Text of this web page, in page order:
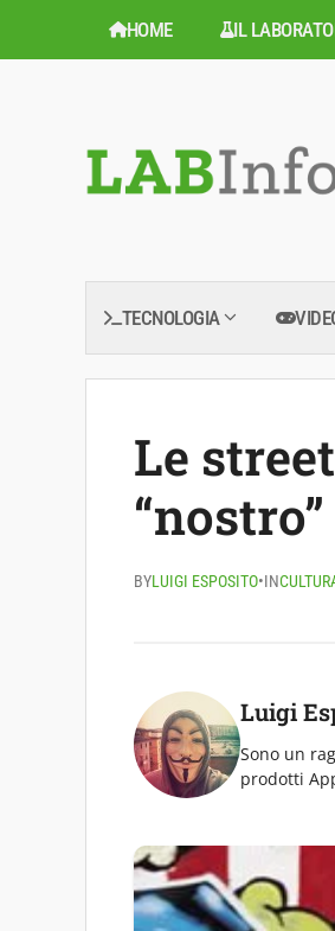
HOME IL
TECNOLOGIA
Le
BYLUIGI ESPOSITO•IN
Luigi
Sono un
prodotti